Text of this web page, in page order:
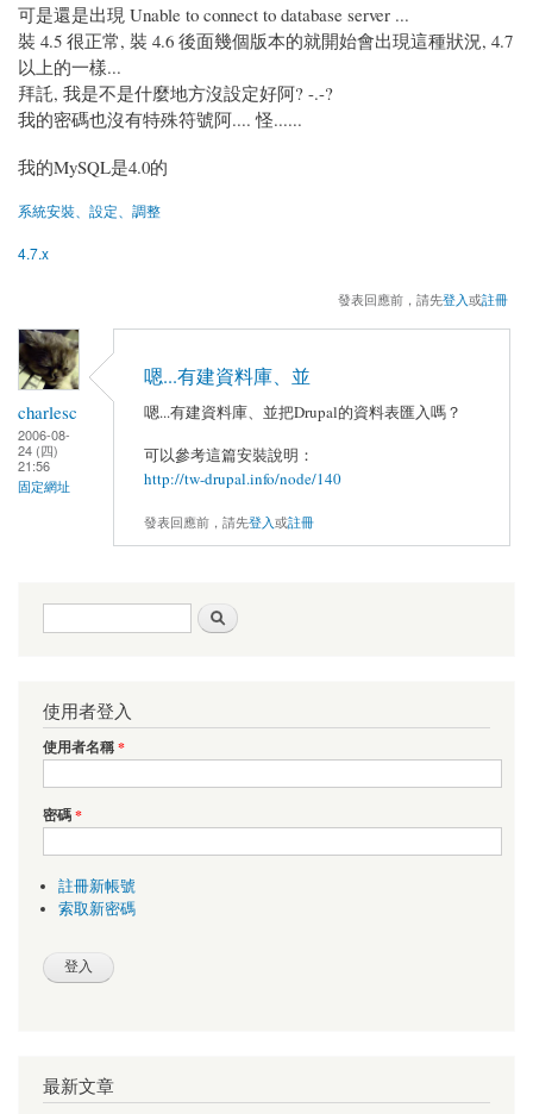
可是還是出現 Unable to connect to database server ...
裝 4.5 很正常, 裝 4.6 後面幾個版本的就開始會出現這種狀況, 4.7
以上的一樣...
拜託, 我是不是什麼地方沒設定好阿? -.-?
我的密碼也沒有特殊符號阿.... 怪......
我的MySQL是4.0的
系統安裝、設定、調整
4.7.x
發表回應前，請先登入或註冊
charlesc
2006-08-
24 (四)
21:56
固定網址
嗯...有建資料庫、並
嗯...有建資料庫、並把Drupal的資料表匯入嗎？
可以參考這篇安裝說明：
http://tw-drupal.info/node/140
發表回應前，請先登入或註冊
搜尋表單
使用者登入
使用者名稱*
密碼*
註冊新帳號
索取新密碼
最新文章